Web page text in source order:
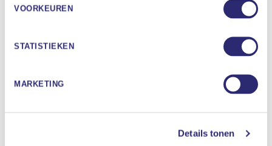
VOORKEUREN
STATISTIEKEN
MARKETING
Details tonen
raken. Diandra: ‘En dat niet alleen. Het
reactievermogen wordt ook trager, er is minder
focus, u zit minder lekker in uw vel. En hart- en
vaatziekten, overgewicht en suikerziekte liggen op
Simpelweg uw ogen dichtdoen omdat het dan
lichtsterkte (lux), hoe meer effect. Diandra: ‘De